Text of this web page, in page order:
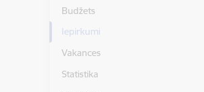
Budžets
Iepirkumi
Vakances
Statistika